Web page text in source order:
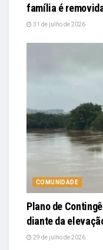
família é
31 de julho de 2026
COMUNIDADE
Plano de
diante da
29 de julho de 2026